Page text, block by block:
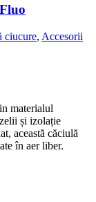
ciucure, Accesorii
materialul
și izolație
această căciulă
în aer liber.